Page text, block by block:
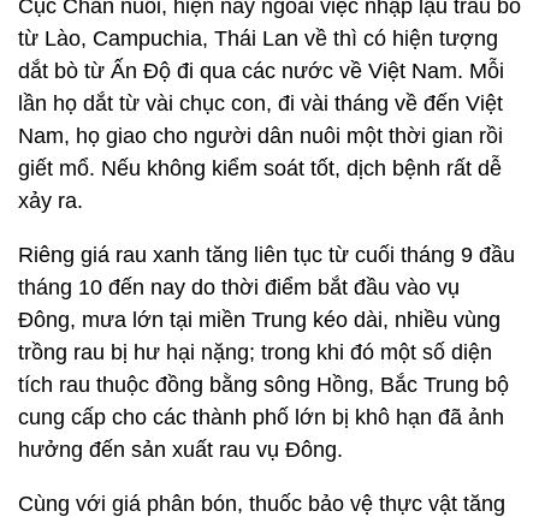
Cục Chăn nuôi, hiện nay ngoài việc nhập lậu trâu bò
từ Lào, Campuchia, Thái Lan về thì có hiện tượng
dắt bò từ Ấn Độ đi qua các nước về Việt Nam. Mỗi
lần họ dắt từ vài chục con, đi vài tháng về đến Việt
Nam, họ giao cho người dân nuôi một thời gian rồi
giết mổ. Nếu không kiểm soát tốt, dịch bệnh rất dễ
xảy ra.
Riêng giá rau xanh tăng liên tục từ cuối tháng 9 đầu
tháng 10 đến nay do thời điểm bắt đầu vào vụ
Đông, mưa lớn tại miền Trung kéo dài, nhiều vùng
trồng rau bị hư hại nặng; trong khi đó một số diện
tích rau thuộc đồng bằng sông Hồng, Bắc Trung bộ
cung cấp cho các thành phố lớn bị khô hạn đã ảnh
hưởng đến sản xuất rau vụ Đông.
Cùng với giá phân bón, thuốc bảo vệ thực vật tăng